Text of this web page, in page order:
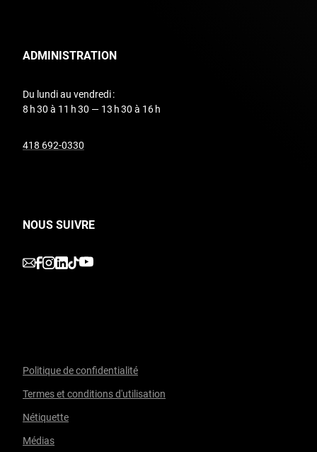
ADMINISTRATION
Du lundi au vendredi :
8 h 30 à 11 h 30 — 13 h 30 à 16 h
418 692-0330
NOUS SUIVRE
undefined
undefined
undefined
undefined
undefined
Politique de confidentialité
Termes et conditions d'utilisation
Nétiquette
Médias